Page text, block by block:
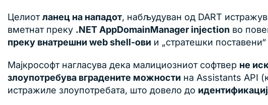
Целиотланец на нападот, набљудуван од DART
вметнат преку .NET AppDomainManager injection во
преку внатрешни web shell-ови и „стратешки
Мајкрософт нагласува дека малициозниот софтвер не
злоупотребува вградените можности на Assistants API
истражиле злоупотребата, што довело до